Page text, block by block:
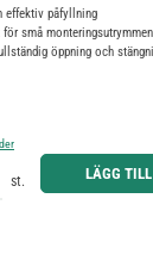
effektiv påfyllning
små monteringsutrymmen
öppning och
eller använd knapparna för
st. LÄGG